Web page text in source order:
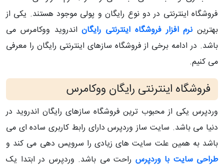
فروشگاه اینترنتی در دو نوع رایگان و پولی موجود هستند. یکی از
بهترین نرم افزار فروشگاه اینترنتی رایگاناندروید ووکامرس می
باشد. در ادامه برخی از فروشگاه سازهای اینترنتی رایگان را معرفی
می کنیم.
فروشگاه اینترنتی رایگان ووکامرس
وردپرس یکی از محبوب ترین فروشگاه سازهای رایگان اندروید در
دنیا می باشد. سایت ساز وردپرس دارای رابط کاربری ساده ای می
باشد به همین علت سایت های زیادی را سرویس دهی می کند و
طراحی سایت با وردپرس راحت می باشد. وردپرس در ابتدا یک